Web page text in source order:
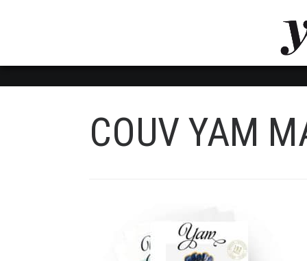
COUV YAM